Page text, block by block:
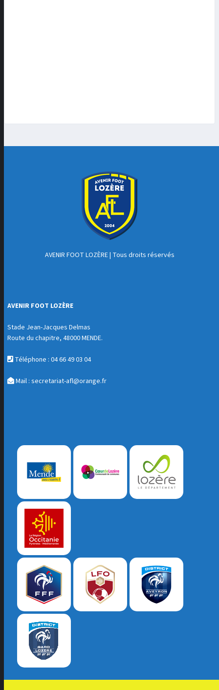
AVENIR FOOT LOZÈRE| Tous droits réservés
AVENIR FOOT LOZÈRE
Stade Jean-Jacques Delmas
Route du chapitre, 48000 MENDE.
Téléphone : 04 66 49 03 04
Mail : secretariat-afl@orange.fr